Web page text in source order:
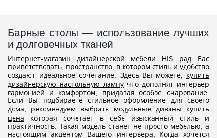
Барные столы — использование лучших
и долговечных тканей
Интернет-магазин дизайнерской мебели HIS рад Вас
приветствовать, пространство, в котором стиль и удобство
создают идеальное сочетание. Здесь Вы можете, купить
дизайнерскую настольную лампу что дополнят интерьер
гармонией и комфортом, придавая особое очарование.
Если Вы подбираете стильное оформление для своего
дома, рекомендуем выбрать модульные диваны купить
цена которая сочетает в себе изысканный стиль и
практичность. Такая модель станет не просто мебелью, а
настоящим акцентом Вашего интерьера. Когда хочется